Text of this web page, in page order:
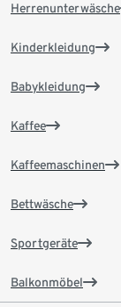
Herrenunterwäsche
Kinderkleidung
Babykleidung
Kaffee
Kaffeemaschinen
Bettwäsche
Sportgeräte
Balkonmöbel